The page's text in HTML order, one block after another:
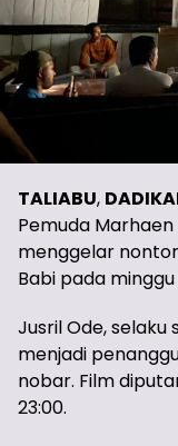
TALIABU,
Pemuda
menggelar
Babi pada
Jusril Ode,
menjadi
nobar. Film
23:00.